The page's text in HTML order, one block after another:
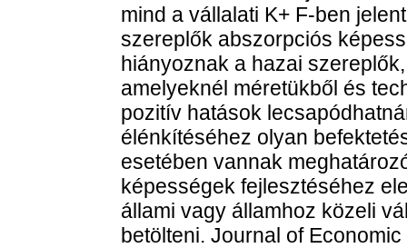
mind a vállalati K+ F-ben
szereplők abszorpciós
hiányoznak a hazai
amelyeknél méretükből és
pozitív hatások
élénkítéséhez olyan
esetében vannak
képességek fejlesztéséhez
állami vagy államhoz közeli
betölteni. Journal of